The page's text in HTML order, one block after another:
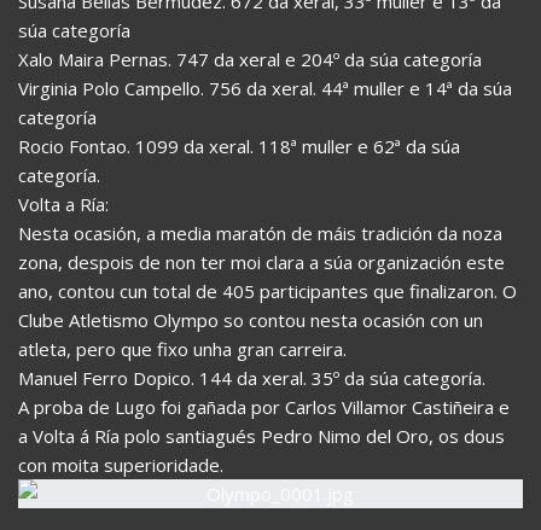
súa categoría
Xalo Maira Pernas. 747 da xeral e 204º da súa categoría
Virginia Polo Campello. 756 da xeral. 44ª muller e 14ª da súa
categoría
Rocio Fontao. 1099 da xeral. 118ª muller e 62ª da súa
categoría.
Volta a Ría:
Nesta ocasión, a media maratón de máis tradición da noza
zona, despois de non ter moi clara a súa organización este
ano, contou cun total de 405 participantes que finalizaron. O
Clube Atletismo Olympo so contou nesta ocasión con un
atleta, pero que fixo unha gran carreira.
Manuel Ferro Dopico. 144 da xeral. 35º da súa categoría.
A proba de Lugo foi gañada por Carlos Villamor Castiñeira e
a Volta á Ría polo santiagués Pedro Nimo del Oro, os dous
con moita superioridade.